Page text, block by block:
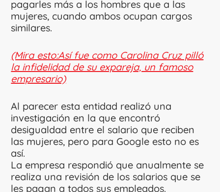
pagarles más a los hombres que a las
mujeres, cuando ambos ocupan cargos
similares.
(Mira esto:Así fue como Carolina Cruz pilló
la infidelidad de su expareja, un famoso
empresario)
Al parecer esta entidad realizó una
investigación en la que encontró
desigualdad entre el salario que reciben
las mujeres, pero para Google esto no es
así.
La empresa respondió que anualmente se
realiza una revisión de los salarios que se
les pagan a todos sus empleados.